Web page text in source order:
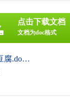
《孩子辅食豆腐怎么做 DIY宝宝美味辅食豆腐.doc》
点击下载文档
文档为doc格式